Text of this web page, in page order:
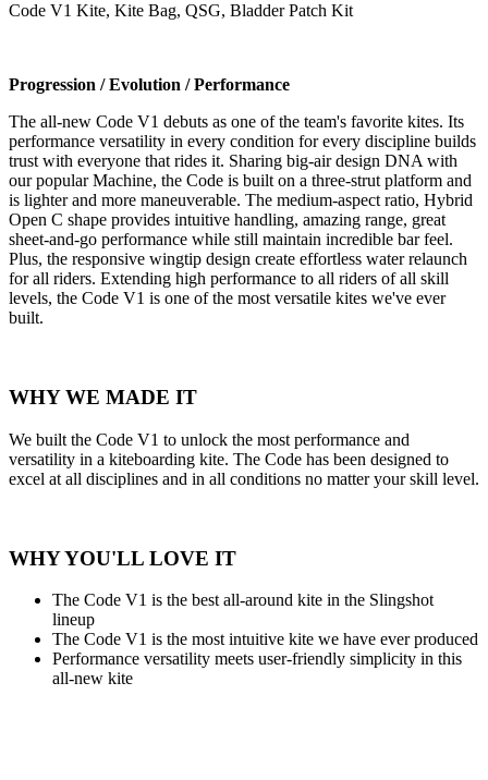
Code V1 Kite, Kite Bag, QSG, Bladder Patch Kit
Progression / Evolution / Performance
The all-new Code V1 debuts as one of the team's favorite kites. Its
performance versatility in every condition for every discipline builds
trust with everyone that rides it. Sharing big-air design DNA with
our popular Machine, the Code is built on a three-strut platform and
is lighter and more maneuverable. The medium-aspect ratio, Hybrid
Open C shape provides intuitive handling, amazing range, great
sheet-and-go performance while still maintain incredible bar feel.
Plus, the responsive wingtip design create effortless water relaunch
for all riders. Extending high performance to all riders of all skill
levels, the Code V1 is one of the most versatile kites we've ever
built.
WHY WE MADE IT
We built the Code V1 to unlock the most performance and
versatility in a kiteboarding kite. The Code has been designed to
excel at all disciplines and in all conditions no matter your skill level.
WHY YOU'LL LOVE IT
The Code V1 is the best all-around kite in the Slingshot
lineup
The Code V1 is the most intuitive kite we have ever produced
Performance versatility meets user-friendly simplicity in this
all-new kite